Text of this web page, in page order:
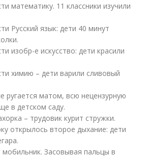
математику. 11 классники изучили
Русский язык: дети 40 минут
изобр-е искусство: дети красили
химию – дети варили сливовый
ругается матом, всю нецензурную
в детском саду.
– трудовик курит стружки.
открылось второе дыхание: дети
мобильник. Засовывая пальцы в